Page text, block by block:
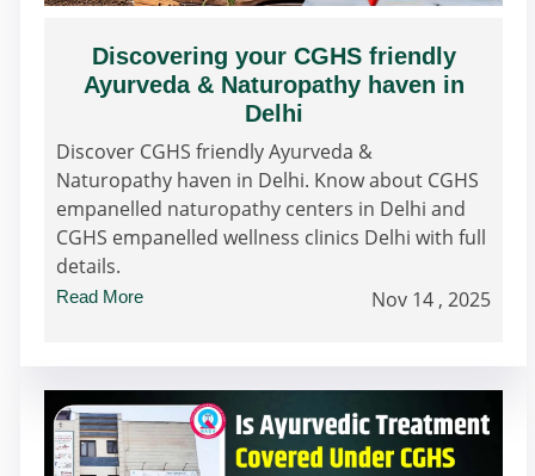
Discovering your CGHS friendly
Ayurveda & Naturopathy haven in
Delhi
Discover CGHS friendly Ayurveda &
Naturopathy haven in Delhi. Know about CGHS
empanelled naturopathy centers in Delhi and
CGHS empanelled wellness clinics Delhi with full
details.
Read More Nov 14 , 2025